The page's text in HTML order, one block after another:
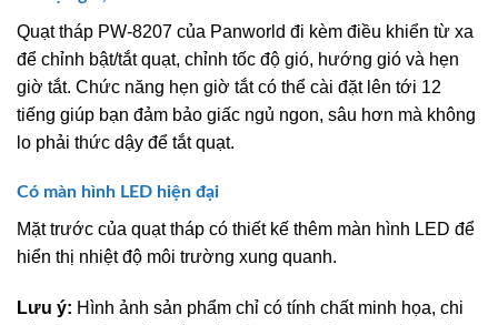
Quạt tháp PW-8207 của Panworld đi kèm điều khiển từ xa
để chỉnh bật/tắt quạt, chỉnh tốc độ gió, hướng gió và hẹn
giờ tắt. Chức năng hẹn giờ tắt có thể cài đặt lên tới 12
tiếng giúp bạn đảm bảo giấc ngủ ngon, sâu hơn mà không
lo phải thức dậy để tắt quạt.
Có màn hình LED hiện đại
Mặt trước của quạt tháp có thiết kế thêm màn hình LED để
hiển thị nhiệt độ môi trường xung quanh.
Lưu ý: Hình ảnh sản phẩm chỉ có tính chất minh họa, chi